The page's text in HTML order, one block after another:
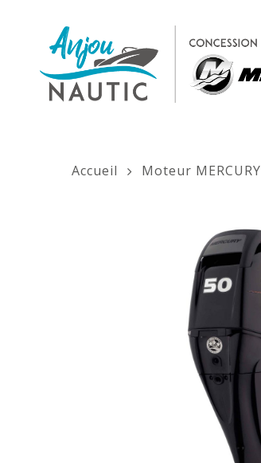
content
Accueil Moteur MERCURY